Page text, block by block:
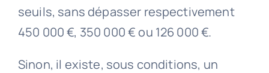
seuils, sans dépasser respectivement
450 000 €, 350 000 € ou 126 000 €.
Sinon, il existe, sous conditions, un